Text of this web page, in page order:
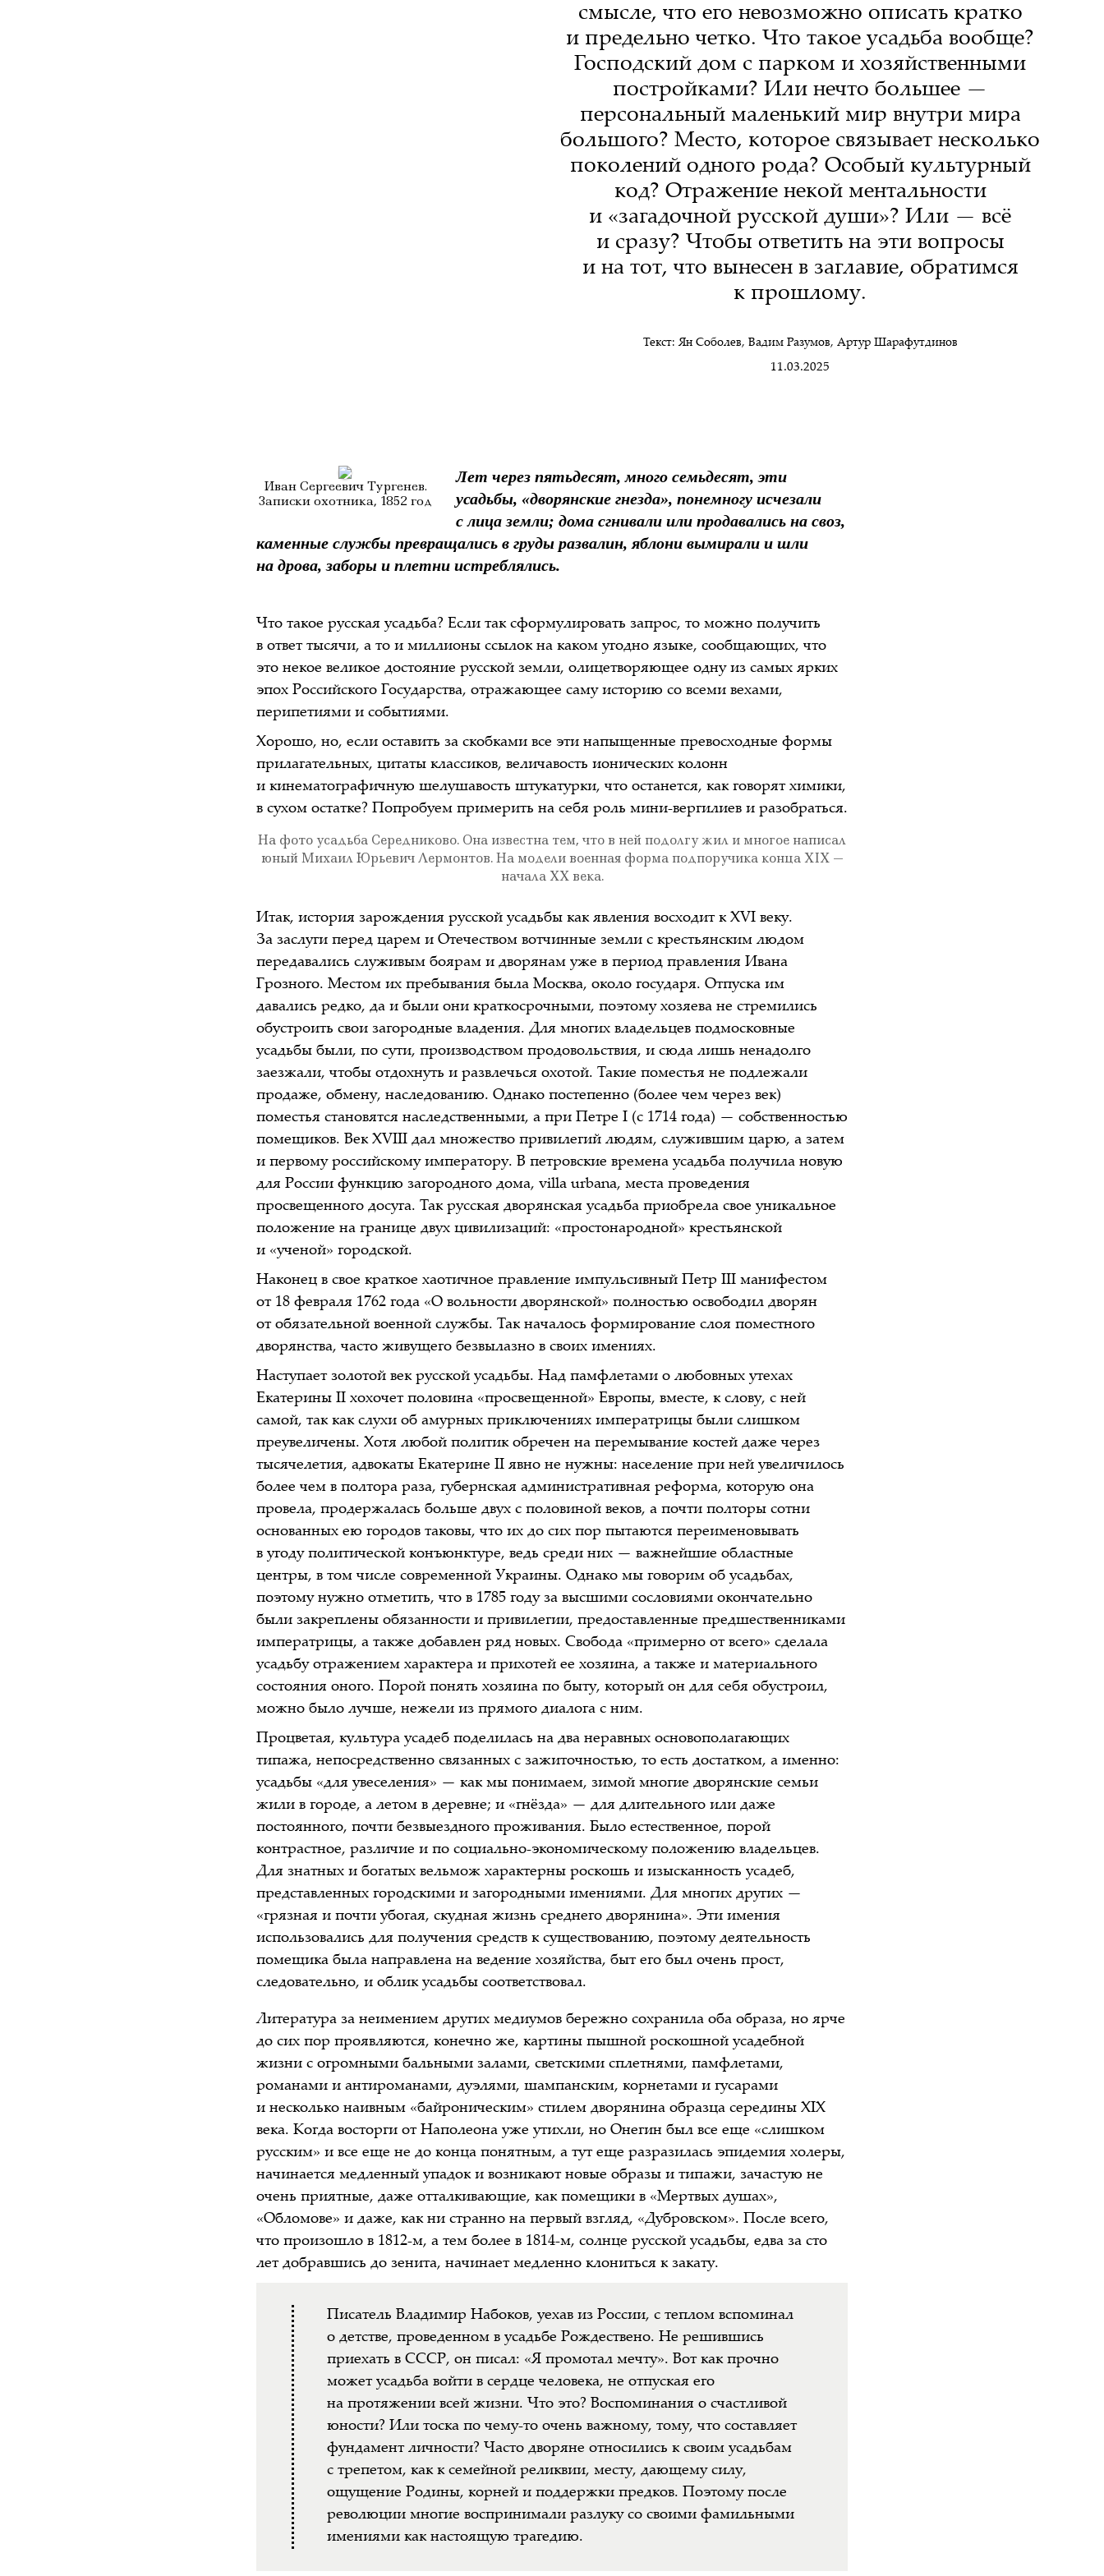
смысле, что его невозможно описать кратко
и предельно четко. Что такое усадьба вообще?
Господский дом с парком и хозяйственными
постройками? Или нечто большее —
персональный маленький мир внутри мира
большого? Место, которое связывает несколько
поколений одного рода? Особый культурный
код? Отражение некой ментальности
и «загадочной русской души»? Или — всё
и сразу? Чтобы ответить на эти вопросы
и на тот, что вынесен в заглавие, обратимся
к прошлому.
Текст:Ян Соболев, Вадим Разумов, Артур Шарафутдинов
11.03.2025
Иван Сергеевич Тургенев.
Записки охотника, 1852 год
Лет через пятьдесят, много семьдесят, эти
усадьбы, «дворянские гнезда», понемногу исчезали
с лица земли; дома сгнивали или продавались на своз,
каменные службы превращались в груды развалин, яблони вымирали и шли
на дрова, заборы и плетни истреблялись.
Что такое русская усадьба? Если так сформулировать запрос, то можно получить
в ответ тысячи, а то и миллионы ссылок на каком угодно языке, сообщающих, что
это некое великое достояние русской земли, олицетворяющее одну из самых ярких
эпох Российского Государства, отражающее саму историю со всеми вехами,
перипетиями и событиями.
Хорошо, но, если оставить за скобками все эти напыщенные превосходные формы
прилагательных, цитаты классиков, величавость ионических колонн
и кинематографичную шелушавость штукатурки, что останется, как говорят химики,
в сухом остатке? Попробуем примерить на себя роль мини-вергилиев и разобраться.
На фото усадьба Середниково. Она извеcтна тем, что в ней подолгу жил и многое написал
юный Михаил Юрьевич Лермонтов. На модели военная форма подпоручика конца XIX —
начала XX века.
Итак, история зарождения русской усадьбы как явления восходит к XVI веку.
За заслуги перед царем и Отечеством вотчинные земли с крестьянским людом
передавались служивым боярам и дворянам уже в период правления Ивана
Грозного. Местом их пребывания была Москва, около государя. Отпуска им
давались редко, да и были они краткосрочными, поэтому хозяева не стремились
обустроить свои загородные владения. Для многих владельцев подмосковные
усадьбы были, по сути, производством продовольствия, и сюда лишь ненадолго
заезжали, чтобы отдохнуть и развлечься охотой. Такие поместья не подлежали
продаже, обмену, наследованию. Однако постепенно (более чем через век)
поместья становятся наследственными, а при Петре I (с 1714 года) — собственностью
помещиков. Век XVIII дал множество привилегий людям, служившим царю, а затем
и первому российскому императору. В петровские времена усадьба получила новую
для России функцию загородного дома, villa urbana, места проведения
просвещенного досуга. Так русская дворянская усадьба приобрела свое уникальное
положение на границе двух цивилизаций: «простонародной» крестьянской
и «ученой» городской.
Наконец в свое краткое хаотичное правление импульсивный Петр III манифестом
от 18 февраля 1762 года «О вольности дворянской» полностью освободил дворян
от обязательной военной службы. Так началось формирование слоя поместного
дворянства, часто живущего безвылазно в своих имениях.
Наступает золотой век русской усадьбы. Над памфлетами о любовных утехах
Екатерины II хохочет половина «просвещенной» Европы, вместе, к слову, с ней
самой, так как слухи об амурных приключениях императрицы были слишком
преувеличены. Хотя любой политик обречен на перемывание костей даже через
тысячелетия, адвокаты Екатерине II явно не нужны: население при ней увеличилось
более чем в полтора раза, губернская административная реформа, которую она
провела, продержалась больше двух с половиной веков, а почти полторы сотни
основанных ею городов таковы, что их до сих пор пытаются переименовывать
в угоду политической конъюнктуре, ведь среди них — важнейшие областные
центры, в том числе современной Украины. Однако мы говорим об усадьбах,
поэтому нужно отметить, что в 1785 году за высшими сословиями окончательно
были закреплены обязанности и привилегии, предоставленные предшественниками
императрицы, а также добавлен ряд новых. Свобода «примерно от всего» сделала
усадьбу отражением характера и прихотей ее хозяина, а также и материального
состояния оного. Порой понять хозяина по быту, который он для себя обустроил,
можно было лучше, нежели из прямого диалога с ним.
Процветая, культура усадеб поделилась на два неравных основополагающих
типажа, непосредственно связанных с зажиточностью, то есть достатком, а именно:
усадьбы «для увеселения» — как мы понимаем, зимой многие дворянские семьи
жили в городе, а летом в деревне; и «гнёзда» — для длительного или даже
постоянного, почти безвыездного проживания. Было естественное, порой
контрастное, различие и по социально-экономическому положению владельцев.
Для знатных и богатых вельмож характерны роскошь и изысканность усадеб,
представленных городскими и загородными имениями. Для многих других —
«грязная и почти убогая, скудная жизнь среднего дворянина». Эти имения
использовались для получения средств к существованию, поэтому деятельность
помещика была направлена на ведение хозяйства, быт его был очень прост,
следовательно, и облик усадьбы соответствовал.
Литература за неимением других медиумов бережно сохранила оба образа, но ярче
до сих пор проявляются, конечно же, картины пышной роскошной усадебной
жизни с огромными бальными залами, светскими сплетнями, памфлетами,
романами и антироманами, дуэлями, шампанским, корнетами и гусарами
и несколько наивным «байроническим» стилем дворянина образца середины XIX
века. Когда восторги от Наполеона уже утихли, но Онегин был все еще «слишком
русским» и все еще не до конца понятным, а тут еще разразилась эпидемия холеры,
начинается медленный упадок и возникают новые образы и типажи, зачастую не
очень приятные, даже отталкивающие, как помещики в «Мертвых душах»,
«Обломове» и даже, как ни странно на первый взгляд, «Дубровском». После всего,
что произошло в 1812-м, а тем более в 1814-м, солнце русской усадьбы, едва за сто
лет добравшись до зенита, начинает медленно клониться к закату.
Писатель Владимир Набоков, уехав из России, с теплом вспоминал
о детстве, проведенном в усадьбе Рождествено. Не решившись
приехать в CCCР, он писал: «Я промотал мечту». Вот как прочно
может усадьба войти в сердце человека, не отпуская его
на протяжении всей жизни. Что это? Воспоминания о счастливой
юности? Или тоска по чему-то очень важному, тому, что составляет
фундамент личности? Часто дворяне относились к своим усадьбам
с трепетом, как к семейной реликвии, месту, дающему силу,
ощущение Родины, корней и поддержки предков. Поэтому после
революции многие воспринимали разлуку со своими фамильными
имениями как настоящую трагедию.